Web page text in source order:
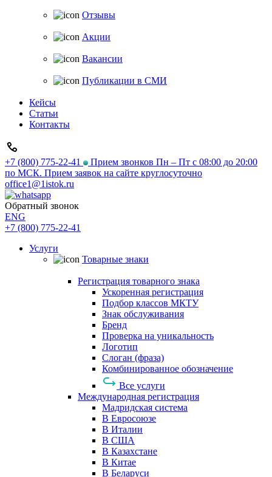
Отзывы
Акции
Вакансии
Публикации в СМИ
Кейсы
Статьи
Контакты
+7 (800) 775-22-41
Прием звонков Пн – Пт с 08:00 до 20:00
по МСК. Прием заявок на сайте круглосуточно
office1@1istok.ru
Обратный звонок
ENG
+7 (800) 775-22-41
Услуги
Товарные знаки
Регистрация товарного знака
Ускоренная регистрация
Подбор классов МКТУ
Знак обслуживания
Бренд
Проверка на уникальность
Логотип
Слоган (фраза)
Комбинированное обозначение
Все услуги
Международная регистрация
Мадридская система
В Евросоюзе
В Италии
В США
В Казахстане
В Китае
В Беларуси